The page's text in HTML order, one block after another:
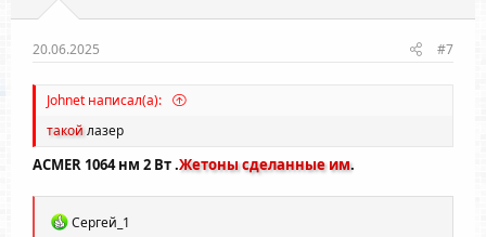
20.06.2025 #7
Johnet написал(а):
такойлазер
ACMER 1064 нм 2 Вт .Жетоны сделанные им.
РСергей_1